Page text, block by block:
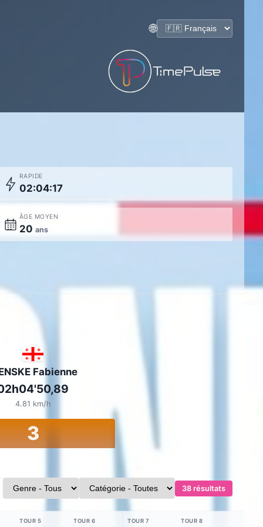
🌐
RAPIDE
02:04:17
ÂGE MOYEN
20 ans
Fabienne
4.81 km/h
3
38 résultats
TOUR 5 TOUR 6 TOUR 7 TOUR 8